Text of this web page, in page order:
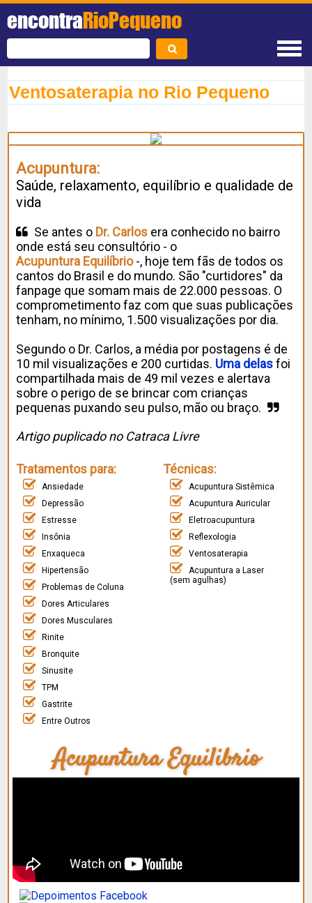
encontraRioPequeno
Ventosaterapia no Rio Pequeno
Acupuntura:
Saúde, relaxamento, equilíbrio e qualidade de
vida
Se antes o Dr. Carlos era conhecido no bairro
onde está seu consultório - o
Acupuntura Equilíbrio-, hoje tem fãs de todos os
cantos do Brasil e do mundo. São "curtidores" da
fanpage que somam mais de 22.000 pessoas. O
comprometimento faz com que suas publicações
tenham, no mínimo, 1.500 visualizações por dia.
Segundo o Dr. Carlos, a média por postagens é de
10 mil visualizações e 200 curtidas. Uma delasfoi
compartilhada mais de 49 mil vezes e alertava
sobre o perigo de se brincar com crianças
pequenas puxando seu pulso, mão ou braço.
Artigo puplicado no Catraca Livre
Tratamentos para:
Ansiedade
Depressão
Estresse
Insônia
Enxaqueca
Hipertensão
Problemas de Coluna
Dores Articulares
Dores Musculares
Rinite
Bronquite
Sinusite
TPM
Gastrite
Entre Outros
Técnicas:
Acupuntura Sistêmica
Acupuntura Auricular
Eletroacupuntura
Reflexologia
Ventosaterapia
Acupuntura a Laser
(sem agulhas)
Acupuntura Equilibrio